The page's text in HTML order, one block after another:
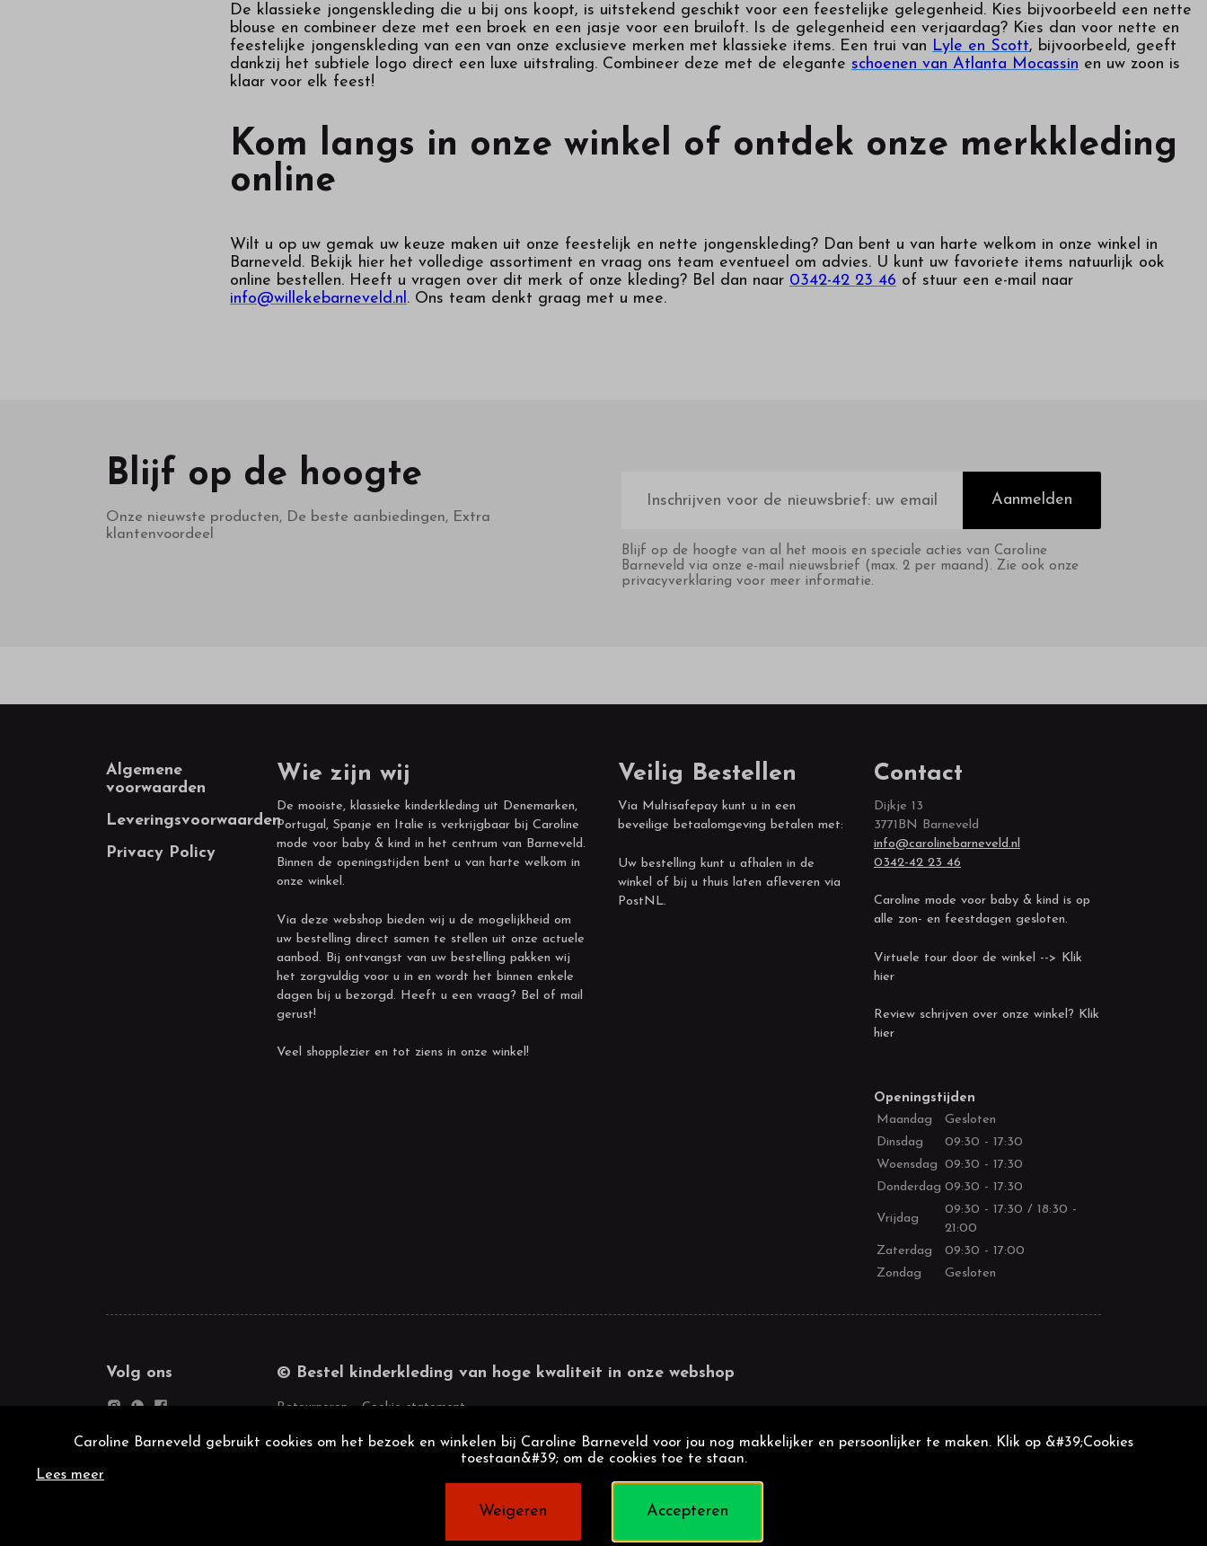
De klassieke jongenskleding die u bij ons koopt, is uitstekend geschikt voor een feestelijke gelegenheid. Kies bijvoorbeeld een nette
blouse en combineer deze met een broek en een jasje voor een bruiloft. Is de gelegenheid een verjaardag? Kies dan voor nette en
feestelijke jongenskleding van een van onze exclusieve merken met klassieke items. Een trui van Lyle en Scott, bijvoorbeeld, geeft
dankzij het subtiele logo direct een luxe uitstraling. Combineer deze met de elegante schoenen van Atlanta Mocassin en uw zoon is
klaar voor elk feest!
Kom langs in onze winkel of ontdek onze merkkleding
online
Wilt u op uw gemak uw keuze maken uit onze feestelijk en nette jongenskleding? Dan bent u van harte welkom in onze winkel in
Barneveld. Bekijk hier het volledige assortiment en vraag ons team eventueel om advies. U kunt uw favoriete items natuurlijk ook
online bestellen. Heeft u vragen over dit merk of onze kleding? Bel dan naar 0342-42 23 46 of stuur een e-mail naar
info@willekebarneveld.nl . Ons team denkt graag met u mee.
Blijf op de hoogte
Onze nieuwste producten, De beste aanbiedingen, Extra
klantenvoordeel
mailadres
Aanmelden
Blijf op de hoogte van al het moois en speciale acties van Caroline
Barneveld via onze e-mail nieuwsbrief (max. 2 per maand). Zie ook onze
privacyverklaring voor meer informatie.
Footer
Algemene
voorwaarden
Leveringsvoorwaarden
Privacy Policy
Wie zijn wij
De mooiste, klassieke kinderkleding uit Denemarken,
Portugal, Spanje en Italie is verkrijgbaar bij Caroline
mode voor baby & kind in het centrum van Barneveld.
Binnen de openingstijden bent u van harte welkom in
onze winkel.
Via deze webshop bieden wij u de mogelijkheid om
uw bestelling direct samen te stellen uit onze actuele
aanbod. Bij ontvangst van uw bestelling pakken wij
het zorgvuldig voor u in en wordt het binnen enkele
dagen bij u bezorgd. Heeft u een vraag? Bel of mail
gerust!
Veel shopplezier en tot ziens in onze winkel!
Veilig Bestellen
Via Multisafepay kunt u in een
beveilige betaalomgeving betalen met:
Uw bestelling kunt u afhalen in de
winkel of bij u thuis laten afleveren via
PostNL.
Contact
Dijkje 13
3771BN Barneveld
info@carolinebarneveld.nl
0342-42 23 46
Caroline mode voor baby & kind is op
alle zon- en feestdagen gesloten.
Virtuele tour door de winkel --> Klik
hier
Review schrijven over onze winkel? Klik
hier
Openingstijden
Maandag
Gesloten
Dinsdag
09:30 - 17:30
Woensdag 09:30 - 17:30
Donderdag 09:30 - 17:30
Vrijdag
09:30 - 17:30 / 18:30 -
21:00
Zaterdag
09:30 - 17:00
Zondag
Gesloten
Volg ons © Bestel kinderkleding van hoge kwaliteit in onze webshop
Retourneren Cookie statement
Caroline Barneveld gebruikt cookies om het bezoek en winkelen bij Caroline Barneveld voor jou nog makkelijker en persoonlijker te maken. Klik op &#39;Cookies
toestaan&#39; om de cookies toe te staan.
Lees meer
Weigeren Accepteren